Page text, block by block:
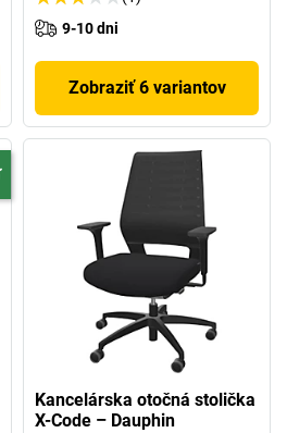
9-10 dni
Zobraziť 6 variantov
Kancelárska otočná stolička
X-Code – Dauphin